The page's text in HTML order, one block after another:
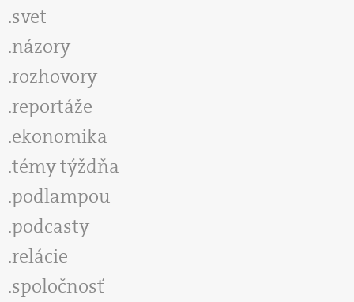
svet
názory
rozhovory
reportáže
ekonomika
témy týždňa
podlampou
podcasty
relácie
spoločnosť